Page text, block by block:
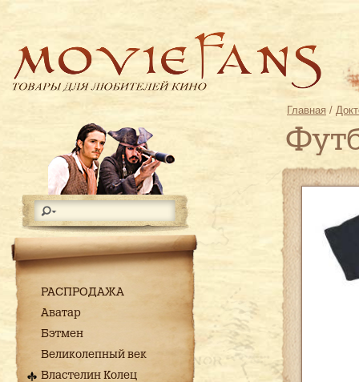
РАСПРОДАЖА
Аватар
Бэтмен
Великолепный век
Властелин Колец
Главная /